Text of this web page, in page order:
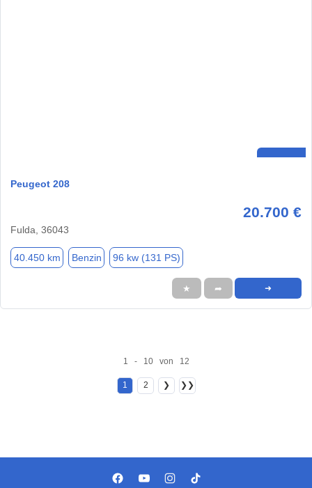
Peugeot 208
20.700 €
Fulda, 36043
40.450 km Benzin 96 kw (131 PS)
★ ➦ ➜
1 - 10 von 12
1 2 ❯ ❯❯